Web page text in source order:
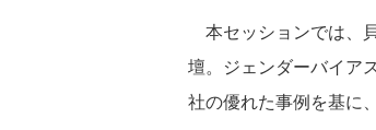
本セッションでは、
壇。ジェンダーバイア
社の優れた事例を基に